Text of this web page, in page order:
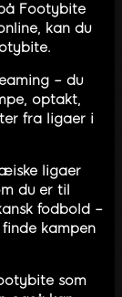
Footybite
kan du
– du
optakt,
fra ligaer i
ligaer
du er til
fodbold –
kampen
som